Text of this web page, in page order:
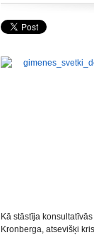
Kā stāstīja
Kronberga, atsevišķi